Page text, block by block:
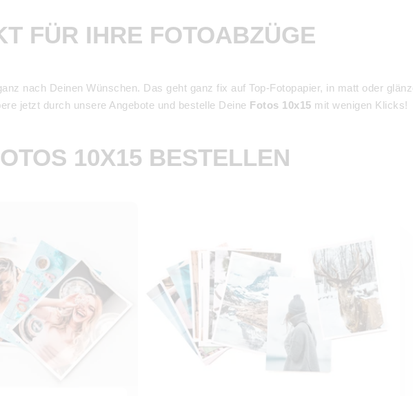
FÜR IHRE FOTOABZÜGE
nach Deinen Wünschen. Das geht ganz fix auf Top-Fotopapier, in matt oder
jetzt durch unsere Angebote und bestelle Deine Fotos 10x15 mit wenigen Klicks!
10X15 BESTELLEN